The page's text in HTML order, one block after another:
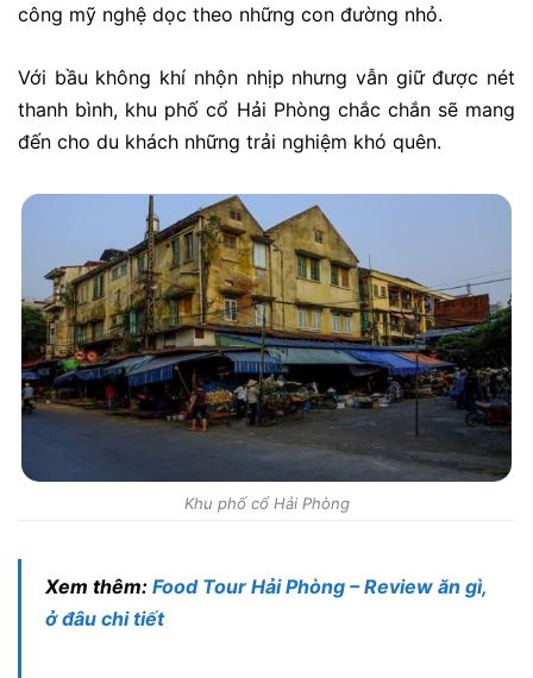
công mỹ nghệ dọc theo những con đường nhỏ.
Với bầu không khí nhộn nhịp nhưng vẫn giữ được nét
thanh bình, khu phố cổ Hải Phòng chắc chắn sẽ mang
đến cho du khách những trải nghiệm khó quên.
Khu phố cổ Hải Phòng
Xem thêm: Food Tour Hải Phòng – Review ăn gì,
ở đâu chi tiết